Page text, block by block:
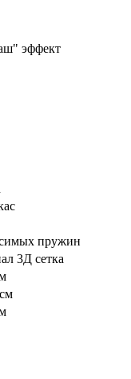
эффект
пружин
3Д сетка